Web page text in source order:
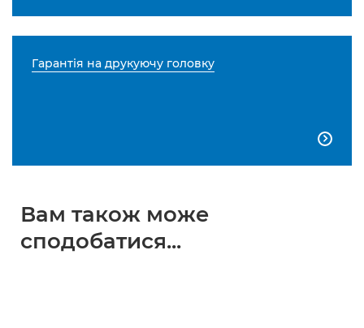
Гарантія на друкуючу головку

Вам також може
сподобатися...